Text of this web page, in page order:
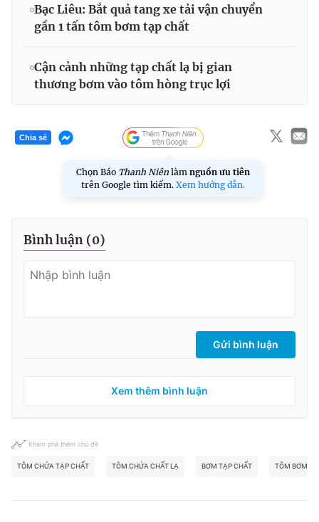
Bạc Liêu: Bắt quả tang xe tải vận chuyển
gần 1 tấn tôm bơm tạp chất
Cận cảnh những tạp chất lạ bị gian
thương bơm vào tôm hòng trục lợi
Chia sẻ
Chọn Báo Thanh Niên làm nguồn ưu tiên
trên Google tìm kiếm. Xem hướng dẫn.
Bình luận (0)
Gửi bình luận
Xem thêm bình luận
Khám phá thêm chủ đề
TÔM CHỨA TẠP CHẤT TÔM CHỨA CHẤT LẠ BƠM TẠP CHẤT TÔM BƠM